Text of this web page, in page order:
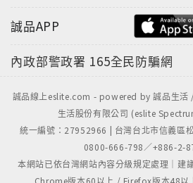
◎行銷活動
2015天下雜誌國際大師論壇│跨界
日期：2015/12/15 (二) 9:00-12:00
地點：台北國際會議中心大會堂
段一號)
立即報名：請上
http://topic.cw.com.tw/
誠品APP
內政部警政署 165全民防騙網
誠品線上eslite.com - powered by 誠品生活
生活股份有限公司 (eslite
統一編號：27952966 | 台灣台北市信義區
0800-666-798／+886-2-
本網站已依台灣網站內容分級規定處理｜建
Chrome版本60以上 / Firefox版本48